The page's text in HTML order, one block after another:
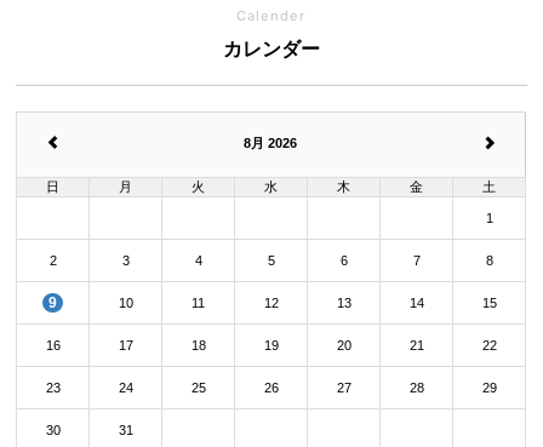
Calender
カレンダー
8月 2026
日 月 火 水 木 金 土
1
2 3 4 5 6 7 8
9 10 11 12 13 14 15
16 17 18 19 20 21 22
23 24 25 26 27 28 29
30 31